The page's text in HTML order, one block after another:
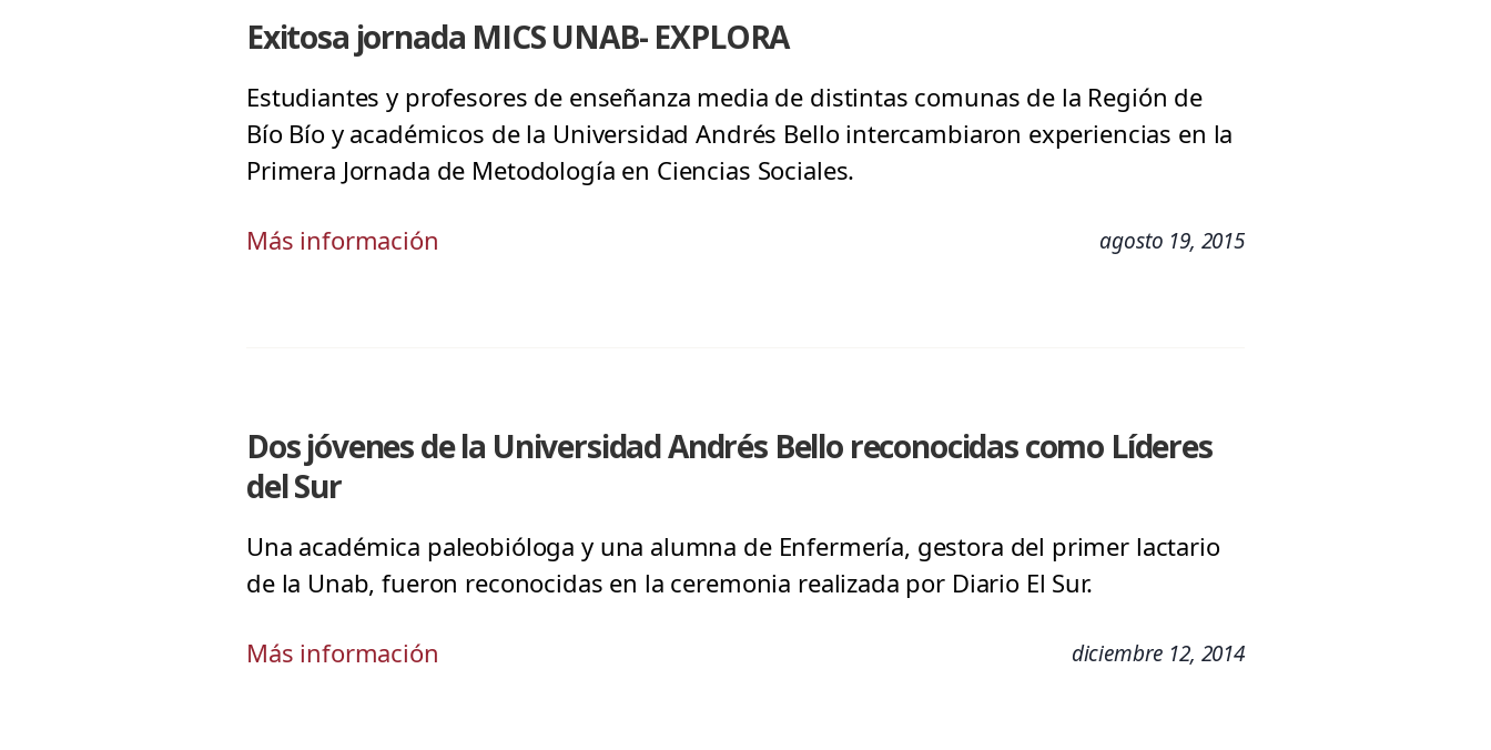
Exitosa jornada MICS UNAB- EXPLORA
Estudiantes y profesores de enseñanza media de distintas comunas de la Región de
Bío Bío y académicos de la Universidad Andrés Bello intercambiaron experiencias en la
Primera Jornada de Metodología en Ciencias Sociales.
Más información agosto 19, 2015
Dos jóvenes de la Universidad Andrés Bello reconocidas como Líderes
del Sur
Una académica paleobióloga y una alumna de Enfermería, gestora del primer lactario
de la Unab, fueron reconocidas en la ceremonia realizada por Diario El Sur.
Más información diciembre 12, 2014